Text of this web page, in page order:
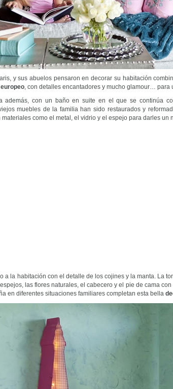
y sus abuelos pensaron en decorar su habitación
, con detalles encantadores y mucho glamour… para
además, con un baño en suite en el que se continúa
muebles de la familia han sido restaurados y
como el metal, el vidrio y el espejo para darles un
a la habitación con el detalle de los cojines y la manta. La
las flores naturales, el cabecero y el pie de cama
en diferentes situaciones familiares completan esta bella